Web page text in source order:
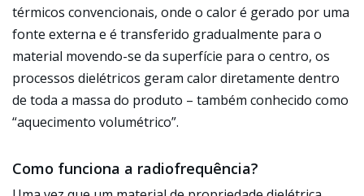
térmicos convencionais, onde o calor é gerado por uma
fonte externa e é transferido gradualmente para o
material movendo-se da superfície para o centro, os
processos dielétricos geram calor diretamente dentro
de toda a massa do produto – também conhecido como
“aquecimento volumétrico”.
Como funciona a radiofrequência?